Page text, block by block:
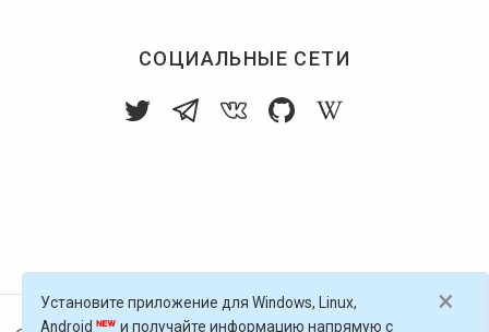
СОЦИАЛЬНЫЕ СЕТИ
×
Установите приложение для Windows, Linux,
Android
и получайте информацию напрямую с